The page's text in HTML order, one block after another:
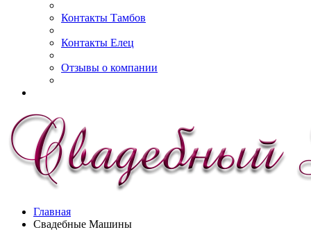
Контакты Тамбов
Контакты Елец
Отзывы о компании
Главная
Свадебные Машины